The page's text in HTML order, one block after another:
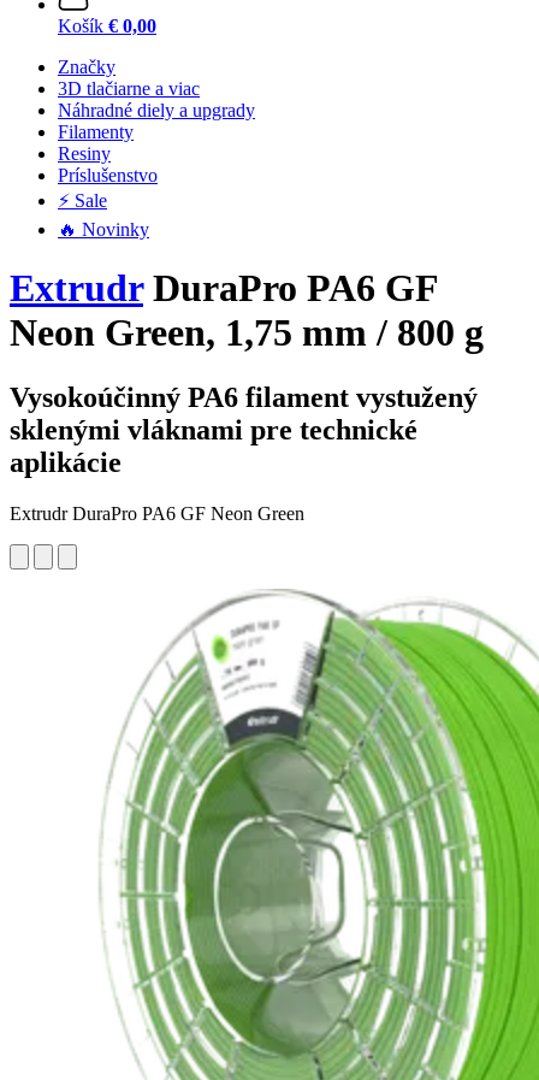
Košík € 0,00
Značky
3D tlačiarne a viac
Náhradné diely a upgrady
Filamenty
Resiny
Príslušenstvo
⚡ Sale
🔥 Novinky
ExtrudrDuraPro PA6 GF
Neon Green, 1,75 mm / 800 g
Vysokoúčinný PA6 filament vystužený
sklenými vláknami pre technické
aplikácie
Extrudr DuraPro PA6 GF Neon Green